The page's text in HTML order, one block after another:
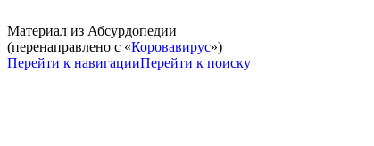
Материал из Абсурдопедии
(перенаправлено с «Коровавирус»)
Перейти к навигацииПерейти к поиску